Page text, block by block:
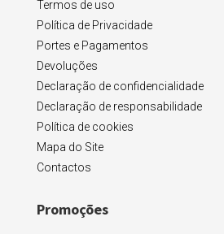
Termos de uso
Política de Privacidade
Portes e Pagamentos
Devoluções
Declaração de confidencialidade
Declaração de responsabilidade
Política de cookies
Mapa do Site
Contactos
Promoções